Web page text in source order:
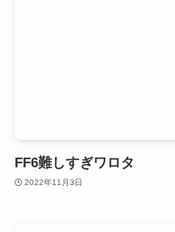
FF6難しすぎワロタ
2022年11月3日